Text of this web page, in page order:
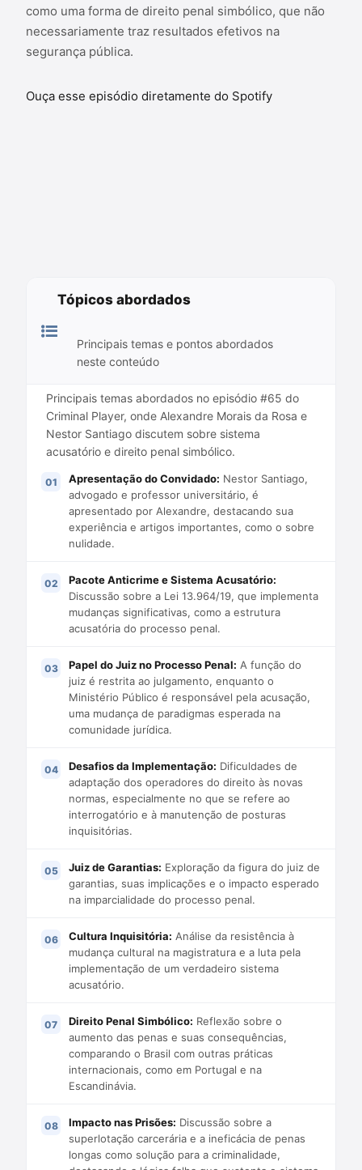
como uma forma de direito penal simbólico, que não
necessariamente traz resultados efetivos na
segurança pública.
Ouça esse episódio diretamente do Spotify
Tópicos abordados
Principais temas e pontos abordados
neste conteúdo
Principais temas abordados no episódio #65 do
Criminal Player, onde Alexandre Morais da Rosa e
Nestor Santiago discutem sobre sistema
acusatório e direito penal simbólico.
Apresentação do Convidado: Nestor Santiago,
advogado e professor universitário, é
apresentado por Alexandre, destacando sua
experiência e artigos importantes, como o sobre
nulidade.
Pacote Anticrime e Sistema Acusatório:
Discussão sobre a Lei 13.964/19, que implementa
mudanças significativas, como a estrutura
acusatória do processo penal.
Papel do Juiz no Processo Penal: A função do
juiz é restrita ao julgamento, enquanto o
Ministério Público é responsável pela acusação,
uma mudança de paradigmas esperada na
comunidade jurídica.
Desafios da Implementação: Dificuldades de
adaptação dos operadores do direito às novas
normas, especialmente no que se refere ao
interrogatório e à manutenção de posturas
inquisitórias.
Juiz de Garantias: Exploração da figura do juiz de
garantias, suas implicações e o impacto esperado
na imparcialidade do processo penal.
Cultura Inquisitória: Análise da resistência à
mudança cultural na magistratura e a luta pela
implementação de um verdadeiro sistema
acusatório.
Direito Penal Simbólico: Reflexão sobre o
aumento das penas e suas consequências,
comparando o Brasil com outras práticas
internacionais, como em Portugal e na
Escandinávia.
Impacto nas Prisões: Discussão sobre a
superlotação carcerária e a ineficácia de penas
longas como solução para a criminalidade,